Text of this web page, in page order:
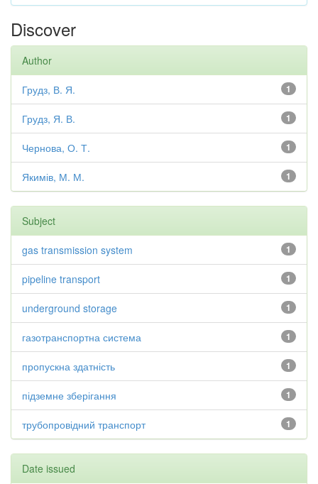
Discover
Author
1
Грудз, В. Я.
1
Грудз, Я. В.
1
Чернова, О. Т.
1
Якимів, М. М.
Subject
1
gas transmission system
1
pipeline transport
1
underground storage
1
газотранспортна система
1
пропускна здатність
1
підземне зберігання
1
трубопровідний транспорт
Date issued